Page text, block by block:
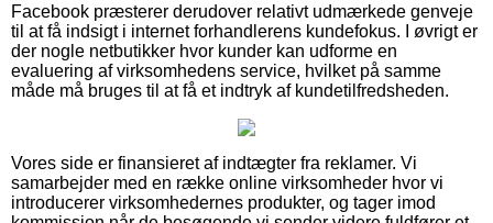
Facebook præsterer derudover relativt udmærkede genveje
til at få indsigt i internet forhandlerens kundefokus. I øvrigt er
der nogle netbutikker hvor kunder kan udforme en
evaluering af virksomhedens service, hvilket på samme
måde må bruges til at få et indtryk af kundetilfredsheden.
Vores side er finansieret af indtægter fra reklamer. Vi
samarbejder med en række online virksomheder hvor vi
introducerer virksomhedernes produkter, og tager imod